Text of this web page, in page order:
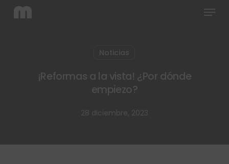
Menu
Noticias
¡Reformas a la vista! ¿Por dónde
empiezo?
28 diciembre, 2023